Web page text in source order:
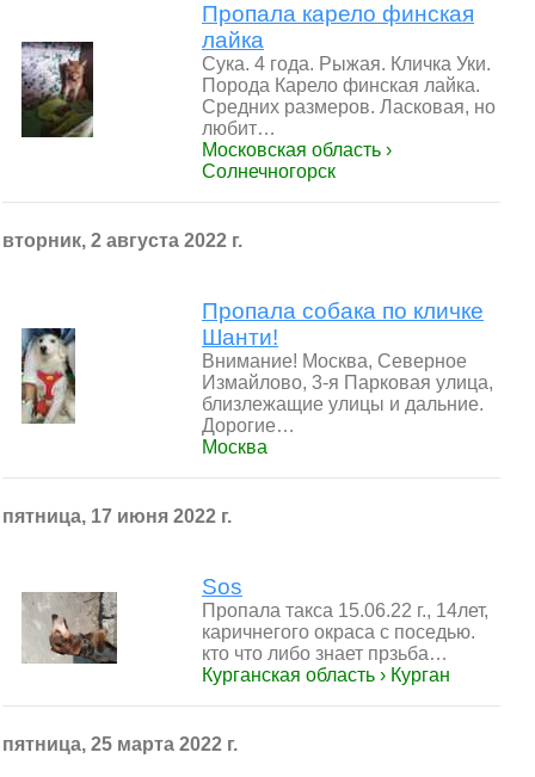
Пропала карело финская
лайка
Сука. 4 года. Рыжая. Кличка Уки.
Порода Карело финская лайка.
Средних размеров. Ласковая, но
любит…
Московская область ›
Солнечногорск
вторник, 2 августа 2022 г.
Пропала собака по кличке
Шанти!
Внимание! Москва, Северное
Измайлово, 3-я Парковая улица,
близлежащие улицы и дальние.
Дорогие…
Москва
пятница, 17 июня 2022 г.
Sos
Пропала такса 15.06.22 г., 14лет,
каричнегого окраса с поседью.
кто что либо знает прзьба…
Курганская область › Курган
пятница, 25 марта 2022 г.